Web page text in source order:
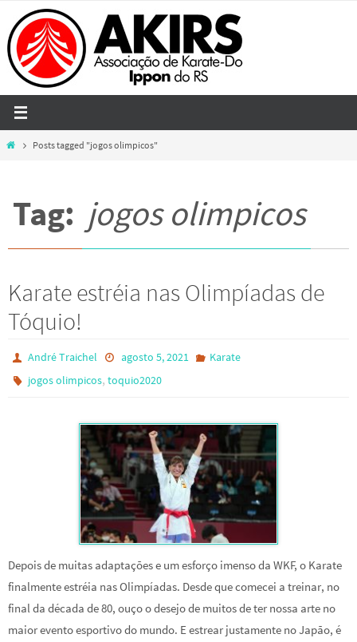
to
content
HomePosts tagged "jogos olimpicos"
Tag: jogos olimpicos
Karate estréia nas Olimpíadas de
Tóquio!
André Traichel agosto 5, 2021
Karate
jogos olimpicos,toquio2020
Depois de muitas adaptações e um esforço imenso da WKF, o Karate
finalmente estréia nas Olimpíadas. Desde que comecei a treinar, no
final da década de 80, ouço o desejo de muitos de ter nossa arte no
maior evento esportivo do mundo. E estrear justamente no Japão, é